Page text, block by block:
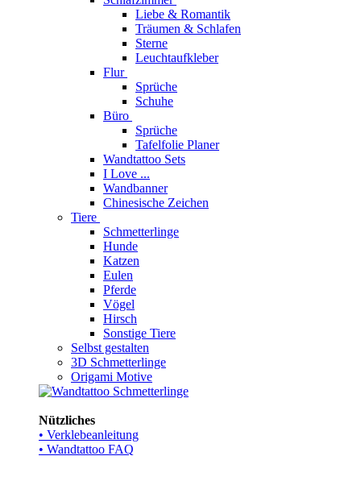
Liebe & Romantik
Träumen & Schlafen
Sterne
Leuchtaufkleber
Flur
Sprüche
Schuhe
Büro
Sprüche
Tafelfolie Planer
Wandtattoo Sets
I Love ...
Wandbanner
Chinesische Zeichen
Tiere
Schmetterlinge
Hunde
Katzen
Eulen
Pferde
Vögel
Hirsch
Sonstige Tiere
Selbst gestalten
3D Schmetterlinge
Origami Motive
Nützliches
• Verklebeanleitung
• Wandtattoo FAQ